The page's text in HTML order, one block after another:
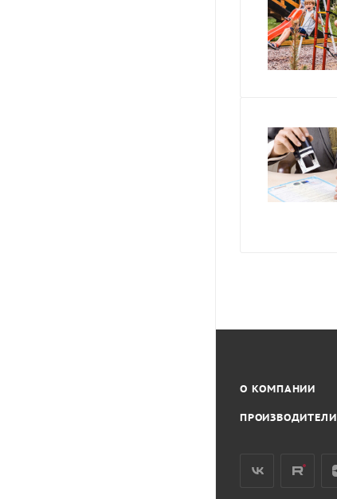
О КОМПАНИИ
ПРОИЗВОДИТЕЛИ